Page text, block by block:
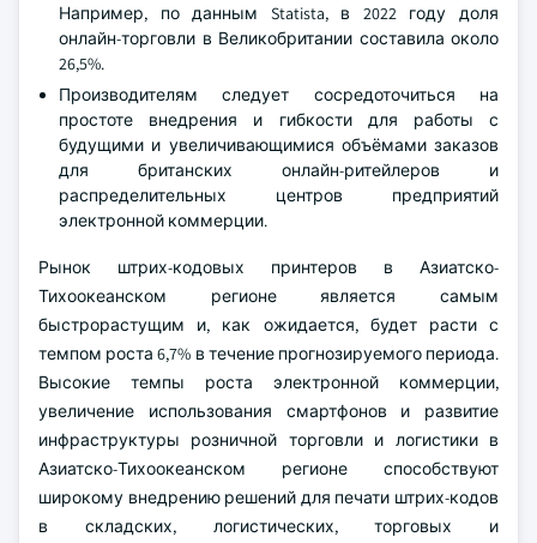
Например, по данным Statista, в 2022 году доля
онлайн-торговли в Великобритании составила около
26,5%.
Производителям следует сосредоточиться на
простоте внедрения и гибкости для работы с
будущими и увеличивающимися объёмами заказов
для британских онлайн-ритейлеров и
распределительных центров предприятий
электронной коммерции.
Рынок штрих-кодовых принтеров в Азиатско-
Тихоокеанском регионе является самым
быстрорастущим и, как ожидается, будет расти с
темпом роста 6,7% в течение прогнозируемого периода.
Высокие темпы роста электронной коммерции,
увеличение использования смартфонов и развитие
инфраструктуры розничной торговли и логистики в
Азиатско-Тихоокеанском регионе способствуют
широкому внедрению решений для печати штрих-кодов
в складских, логистических, торговых и